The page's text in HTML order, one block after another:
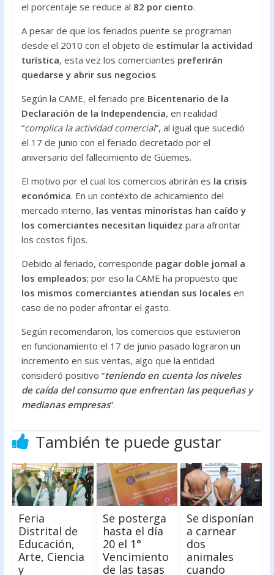
el porcentaje se reduce al 82 por ciento.
A pesar de que los feriados puente se programan
desde el 2010 con el objeto de estimular la actividad
turística, esta vez los comerciantes preferirán
quedarse y abrir sus negocios.
Según la CAME, el feriado pre Bicentenario de la
Declaración de la Independencia, en realidad
“complica la actividad comercial”, al igual que sucedió
el 17 de junio con el feriado decretado por el
aniversario del fallecimiento de Güemes.
El motivo por el cual los comercios abrirán es la crisis
económica. En un contexto de achicamiento del
mercado interno, las ventas minoristas han caído y
los comerciantes necesitan liquidez para afrontar
los costos fijos.
Debido al feriado, corresponde pagar doble jornal a
los empleados; por eso la CAME ha propuesto que
los mismos comerciantes atiendan sus locales en
caso de no poder afrontar el gasto.
Según recomendaron, los comercios que estuvieron
en funcionamiento el 17 de junio pasado lograron un
incremento en sus ventas, algo que la entidad
consideró positivo “teniendo en cuenta los niveles
de caída del consumo que enfrentan las pequeñas y
medianas empresas”.
También te puede gustar
Feria
Distrital de
Educación,
Arte, Ciencia
y
Se posterga
hasta el día
20 el 1°
Vencimiento
de las tasas
Se disponían
a carnear
dos
animales
cuando